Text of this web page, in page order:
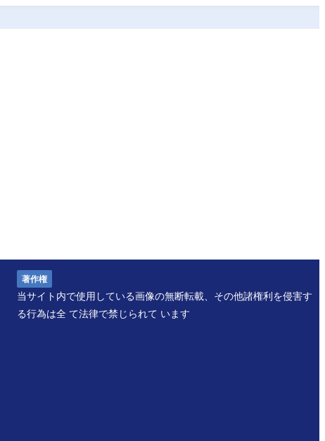
著作権
当サイト内で使⽤している画像の無断転載、その他諸権利を侵害す
る⾏為は全 て法律で禁じられて います